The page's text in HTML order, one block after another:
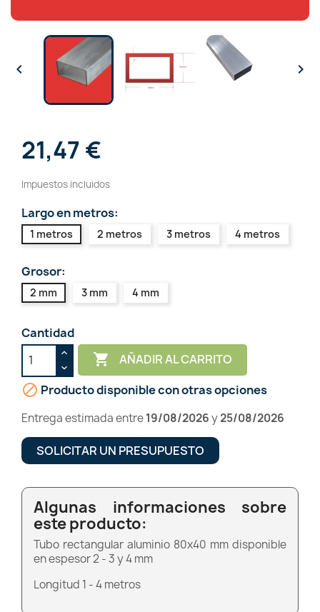
 
21,47 €
Impuestos incluidos
Largo en metros:
1 metros 2 metros 3 metros 4 metros
Grosor:
2 mm 3 mm 4 mm
Cantidad
 AÑADIR AL CARRITO
 Producto disponible con otras opciones
Entrega estimada entre19/08/2026y25/08/2026
SOLICITAR UN PRESUPUESTO
Algunas informaciones sobre
este producto:
Tubo rectangular aluminio 80x40 mm disponible
en espesor 2 - 3 y 4 mm
Longitud 1 - 4 metros